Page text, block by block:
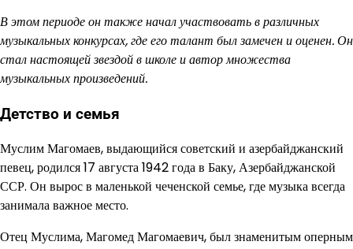
В этом периоде он также начал участвовать в различных
музыкальных конкурсах, где его талант был замечен и оценен. Он
стал настоящей звездой в школе и автор множества
музыкальных произведений.
Детство и семья
Муслим Магомаев, выдающийся советский и азербайджанский
певец, родился 17 августа 1942 года в Баку, Азербайджанской
ССР. Он вырос в маленькой чеченской семье, где музыка всегда
занимала важное место.
Отец Муслима, Магомед Магомаевич, был знаменитым оперным